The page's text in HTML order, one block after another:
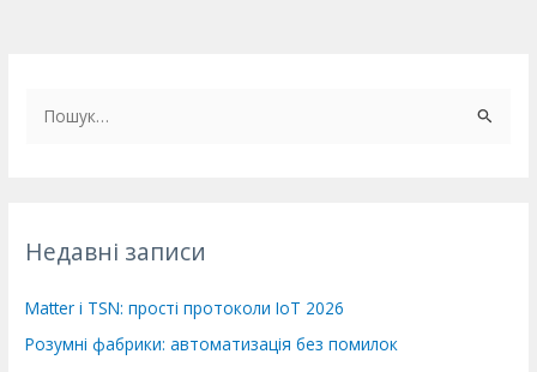
иНедавні записи
Matter і TSN: прості протоколи IoT 2026
Розумні фабрики: автоматизація без помилок